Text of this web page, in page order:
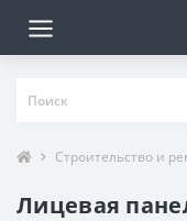
Строительство и
Лицевая